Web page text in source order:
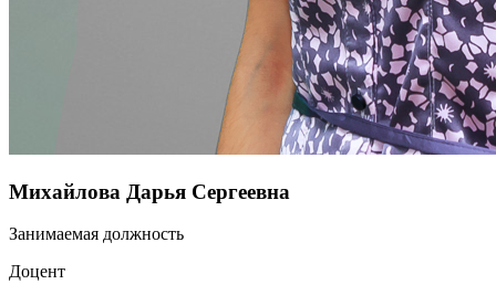
Михайлова Дарья Сергеевна
Занимаемая должность
Доцент